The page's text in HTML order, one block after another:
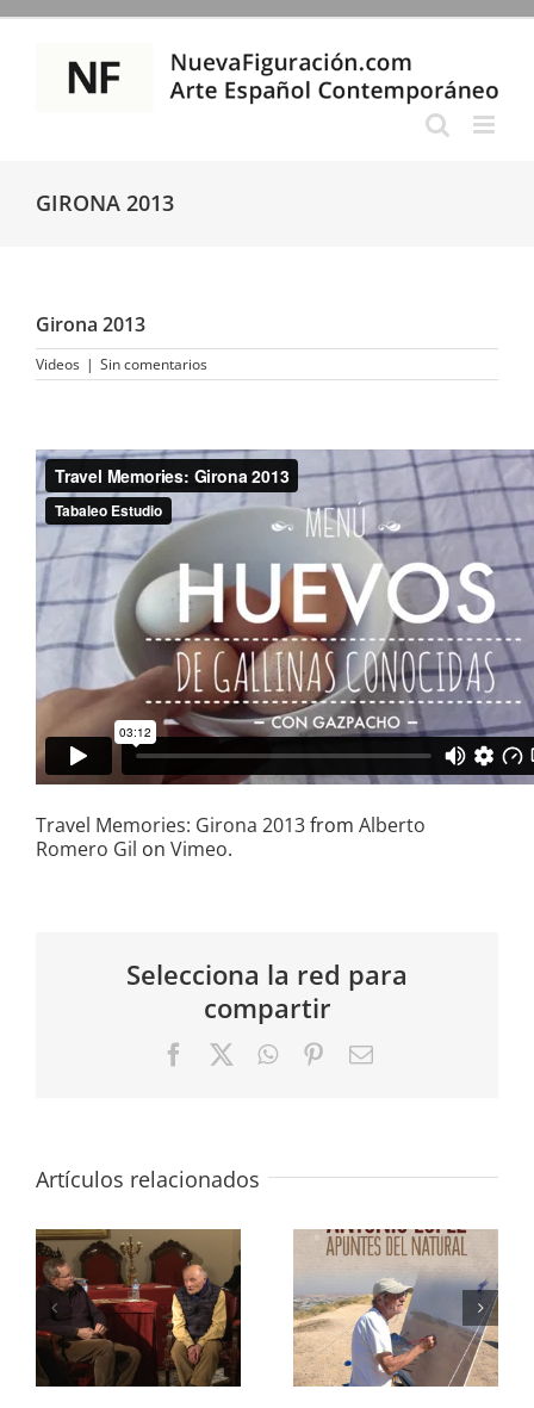
Saltar
contenido
GIRONA 2013
Girona 2013
Videos | Sin comentarios
imagen
más
grande
Travel Memories: Girona 2013from Alberto
Romero Gil on Vimeo.
Selecciona la red para
compartir
FacebookWhatsApp
PinterestCorreo
Artículos relacionados
López y
Juan
Fernández
Lacomba –
Vídeo
Antonio
López.
Apuntes del
natural